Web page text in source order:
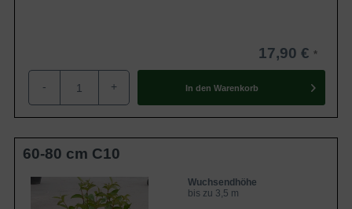
17,90 €
- + In den Warenkorb
60-80 cm C10
Wuchsendhöhe
bis zu 3,5 m